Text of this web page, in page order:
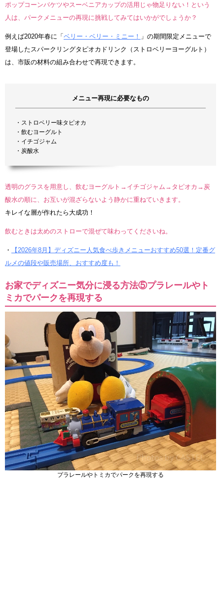
ポップコーンバケツやスーベニアカップの活用じゃ物足りない！という
人は、パークメニューの再現に挑戦してみてはいかがでしょうか？
例えば2020年春に「 ベリー・ベリー・ミニー！ 」の期間限定メニューで
登場したスパークリングタピオカドリンク（ストロベリーヨーグルト）
は、市販の材料の組み合わせで再現できます。
メニュー再現に必要なもの
・ストロベリー味タピオカ
・飲むヨーグルト
・イチゴジャム
・炭酸水
透明のグラスを用意し、飲むヨーグルト→イチゴジャム→タピオカ→炭
酸水の順に、お互いが混ざらないよう静かに重ねていきます。
キレイな層が作れたら大成功！
飲むときは太めのストローで混ぜて味わってくださいね。
・
【2026年8月】ディズニー人気食べ歩きメニューおすすめ50選！定番グ
ルメの値段や販売場所、おすすめ度も！
お家でディズニー気分に浸る方法⑤プラレールやト
ミカでパークを再現する
プラレールやトミカでパークを再現する